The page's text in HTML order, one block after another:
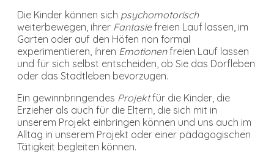
Die Kinder können sich psychomotorisch
weiterbewegen, ihrer Fantasiefreien Lauf lassen, im
Garten oder auf den Höfen non formal
experimentieren, ihren Emotionenfreien Lauf lassen
und für sich selbst entscheiden, ob Sie das Dorfleben
oder das Stadtleben bevorzugen.
Ein gewinnbringendes Projektfür die Kinder, die
Erzieher als auch für die Eltern, die sich mit in
unserem Projekt einbringen können und uns auch im
Alltag in unserem Projekt oder einer pädagogischen
Tätigkeit begleiten können.